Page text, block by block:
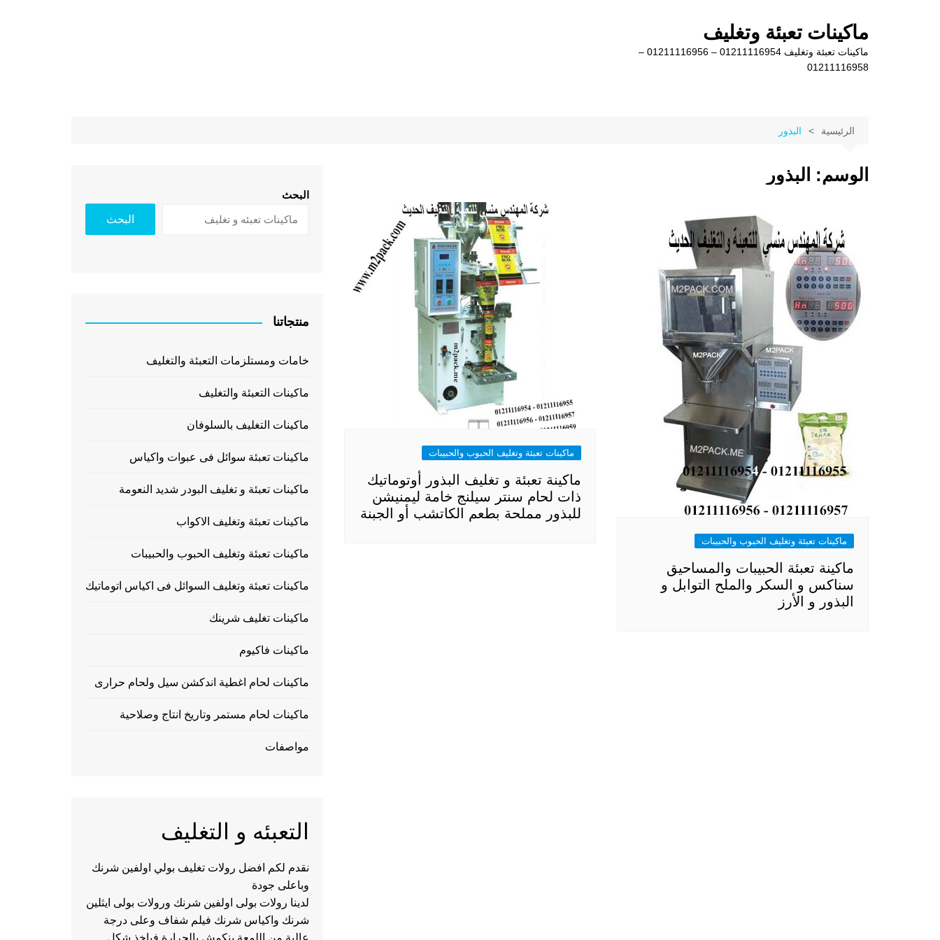
ماكينات تعبئة وتغليف
ماكينات تعبئة وتغليف 01211116954 – 01211116956 –
01211116958
الرئيسية البذور
الوسم: البذور
ماكينات تعبئة وتغليف الحبوب والحبيبات
ماكينة تعبئة الحبيبات والمساحيق
سناكس و السكر والملح التوابل و
البذور و الأرز
ماكينات تعبئة وتغليف الحبوب والحبيبات
ماكينة تعبئة و تغليف البذور أوتوماتيك
ذات لحام سنتر سيلنج خامة ليمنيشن
للبذور مملحة بطعم الكاتشب أو الجبنة
البحث
البحث
منتجاتنا
خامات ومستلزمات التعبئة والتغليف
ماكينات التعبئة والتغليف
ماكينات التغليف بالسلوفان
ماكينات تعبئة سوائل فى عبوات واكياس
ماكينات تعبئة و تغليف البودر شديد النعومة
ماكينات تعبئة وتغليف الاكواب
ماكينات تعبئة وتغليف الحبوب والحبيبات
ماكينات تعبئة وتغليف السوائل فى اكياس اتوماتيك
ماكينات تغليف شرينك
ماكينات فاكيوم
ماكينات لحام اغطية اندكشن سيل ولحام حرارى
ماكينات لحام مستمر وتاريخ انتاج وصلاحية
مواصفات
التعبئه و التغليف
نقدم لكم افضل رولات تغليف بولي اولفين شرنك
وباعلى جودة
لدينا رولات بولى اولفين شرنك ورولات بولى ايثلين
شرنك واكياس شرنك فيلم شفاف وعلى درجة
عالية من اللمعة ينكمش بالحرارة فياخذ شكل